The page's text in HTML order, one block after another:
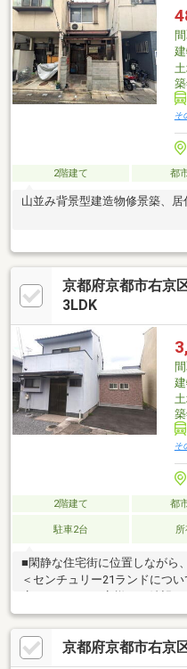
約6分）
そ
2階建て 都
山並み背景型建造物修景築、
京都府京都市右京
3LDK
そ
2階建て 都
駐車2台
■閑静な住宅街に位置しながら
＜センチュリー21ランドにつ
お住いを全力でお探し致しま
など、些細なことでもお気軽
のご相談も承っております。○
分○京都市営地下鉄烏丸線 「
京都府京都市右京